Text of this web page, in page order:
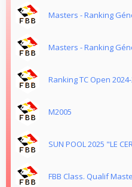
Masters - Ranking
Masters - Ranking
Ranking TC Open
M2005
SUN POOL 2025 "LE
FBB Class. Qualif